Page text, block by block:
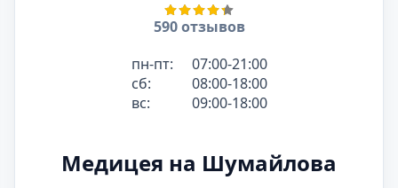
590 отзывов
пн-пт:
07:00-21:00
сб:
08:00-18:00
вс:
09:00-18:00
Медицея на Шумайлова